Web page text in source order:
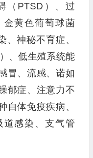
（PTSD）、过
金黄色葡萄球菌
、神秘不育症、
、低生殖系统能
冒、流感、诺如
郁症、注意力不
自体免疫疾病、
道感染、支气管